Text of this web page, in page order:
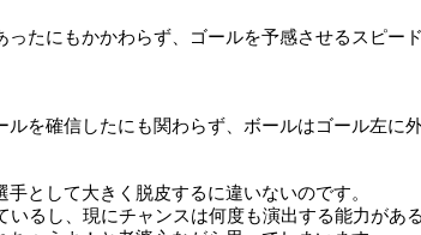
たにもかかわらず、ゴールを予感させるスピー
を確信したにも関わらず、ボールはゴール左に
として大きく脱皮するに違いないのです。
るし、現にチャンスは何度も演出する能力があ